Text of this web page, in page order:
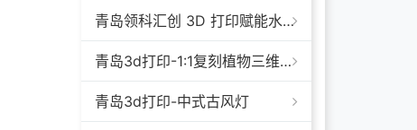
青岛领科汇创 3D 打印赋能水下清洁机器人：突破传统制造，深耕海洋智能装备新场景
青岛3d打印-1:1复刻植物三维模型
青岛3d打印-中式古风灯